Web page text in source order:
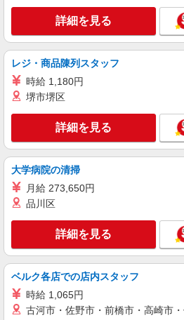
時給1,400円〜
京都市南区久世東
キープ
派遣社員
株式会社フロンティア
倉庫内でのガラス
時給1,400円〜
キープ
株式会社関西丸和ロジスティクス
軽作業（冷蔵商品
時給1,160円〜
25％UP
京都府京都市南
詳細を見る
レジ・商品陳列スタッフ
時給 1,180円
堺市堺区
詳細を見る
大学病院の清掃
月給 273,650円
品川区
詳細を見る
ベルク各店での店内スタッフ
時給 1,065円
古河市・佐野市・前橋市・高崎市